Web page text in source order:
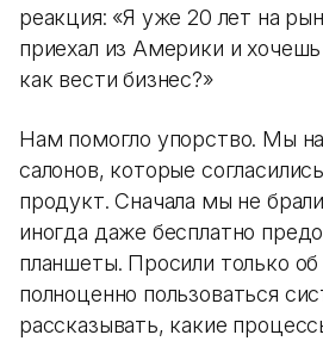
реакция: «Я уже 20 лет на
приехал из Америки и
как вести бизнес?»
Нам помогло упорство. Мы
салонов, которые
продукт. Сначала мы не
иногда даже бесплатно
планшеты. Просили только
полноценно пользоваться
рассказывать, какие